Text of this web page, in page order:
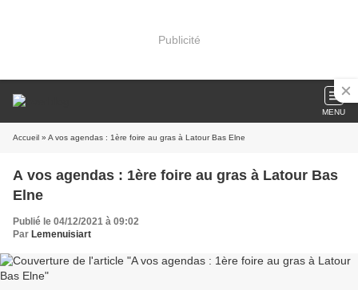
Publicité
MENU
Accueil » A vos agendas : 1ère foire au gras à Latour Bas Elne
A vos agendas : 1ère foire au gras à Latour Bas
Elne
Publié le 04/12/2021 à 09:02
Par Lemenuisiart